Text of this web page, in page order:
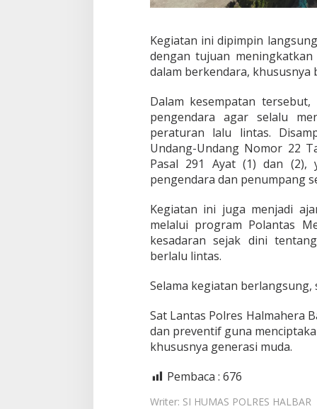
g
r
i
H
l
a
Kegiatan ini dipimpin
dengan tujuan
dalam berkendara, khususnya
Dalam kesempatan
pengendara agar selalu
peraturan lalu lintas.
Undang-Undang Nomor 22
Pasal 291 Ayat (1) dan (2),
pengendara dan penumpang
Kegiatan ini juga menjadi
melalui program Polantas
kesadaran sejak dini
berlalu lintas.
Selama kegiatan
Sat Lantas Polres Halmahera
dan preventif guna
khususnya generasi muda.
Pembaca : 676
Writer: SI HUMAS POLRES HALBAR